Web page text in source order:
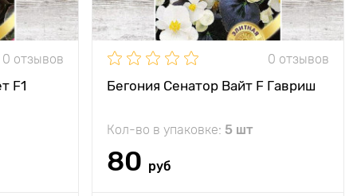
0 отзывов
F1
для
клумбах,
в рабатках,
ящики и
0 отзывов
Бегония Сенатор Вайт F Гавриш
Кол-во в упаковке: 5 шт
80 руб
Применение
используется для
посадки на клумбах,
в рабатках,
балконные ящики и